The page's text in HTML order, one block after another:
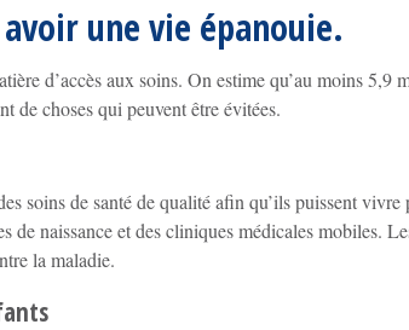
avoir une vie épanouie.
d’accès aux soins. On estime qu’au moins 5,9
de choses qui peuvent être évitées.
soins de santé de qualité afin qu’ils puissent
naissance et des cliniques médicales mobiles.
la maladie.